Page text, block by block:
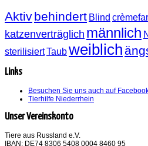
Aktivbehindert Blind
katzenverträglich männlich
sterilisiertTaubweiblich
Links
Besuchen Sie uns auch auf
Tierhilfe Niederrhein
Unser Vereinskonto
Tiere aus Russland e.V.
IBAN: DE74 8306 5408 0004 8460 95